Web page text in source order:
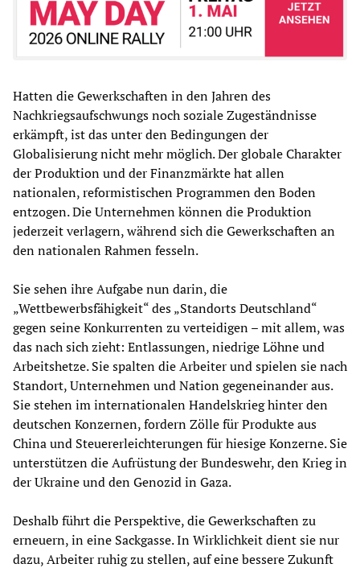
Hatten die Gewerkschaften in den Jahren des
Nachkriegsaufschwungs noch soziale Zugeständnisse
erkämpft, ist das unter den Bedingungen der
Globalisierung nicht mehr möglich. Der globale Charakter
der Produktion und der Finanzmärkte hat allen
nationalen, reformistischen Programmen den Boden
entzogen. Die Unternehmen können die Produktion
jederzeit verlagern, während sich die Gewerkschaften an
den nationalen Rahmen fesseln.
Sie sehen ihre Aufgabe nun darin, die
„Wettbewerbsfähigkeit“ des „Standorts Deutschland“
gegen seine Konkurrenten zu verteidigen – mit allem, was
das nach sich zieht: Entlassungen, niedrige Löhne und
Arbeitshetze. Sie spalten die Arbeiter und spielen sie nach
Standort, Unternehmen und Nation gegeneinander aus.
Sie stehen im internationalen Handelskrieg hinter den
deutschen Konzernen, fordern Zölle für Produkte aus
China und Steuererleichterungen für hiesige Konzerne. Sie
unterstützen die Aufrüstung der Bundeswehr, den Krieg in
der Ukraine und den Genozid in Gaza.
Deshalb führt die Perspektive, die Gewerkschaften zu
erneuern, in eine Sackgasse. In Wirklichkeit dient sie nur
dazu, Arbeiter ruhig zu stellen, auf eine bessere Zukunft